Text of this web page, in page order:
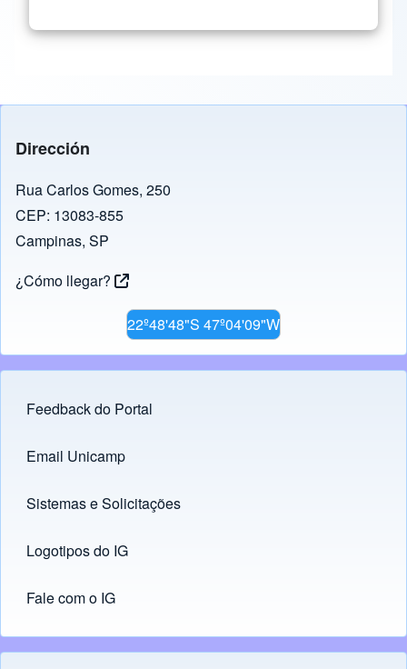
Dirección
Rua Carlos Gomes, 250
CEP: 13083-855
Campinas, SP
¿Cómo llegar?
22º48'48"S 47º04'09"W
Footer menu
Feedback do Portal
Links
Email Unicamp
(opens in new tab)
Sistemas e Solicitações
(opens in new tab)
Logotipos do IG
(opens in new tab)
Fale com o IG